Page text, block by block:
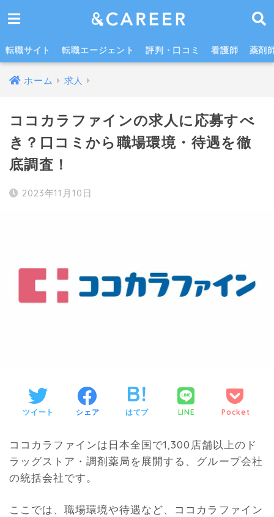
ココカラファインの求人に応募すべき？職場は厳しい？口コミを徹底調査！
転職サイト 転職エージェント 評判・口コミ 看護師 薬剤
ホーム 求人
ココカラファインの求人に応募すべ
き？口コミから職場環境・待遇を徹
底調査！
2023年11月10日
ツイート シェア はてブ LINE Pocket
ココカラファインは日本全国で1,300店舗以上のド
ラッグストア・調剤薬局を展開する、グループ会社
の統括会社です。
ここでは、職場環境や待遇など、ココカラファイン